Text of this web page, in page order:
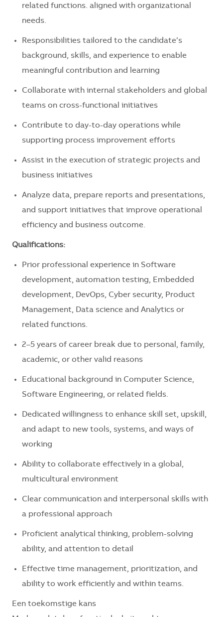
related functions. aligned with organizational
needs.
Responsibilities tailored to the candidate’s
background, skills, and experience to enable
meaningful contribution and learning
Collaborate with internal stakeholders and global
teams on cross-functional initiatives
Contribute to day-to-day operations while
supporting process improvement efforts
Assist in the execution of strategic projects and
business initiatives
Analyze data, prepare reports and presentations,
and support initiatives that improve operational
efficiency and business outcome.
Qualifications:
Prior professional experience in Software
development, automation testing, Embedded
development, DevOps, Cyber security, Product
Management, Data science and Analytics or
related functions.
2–5 years of career break due to personal, family,
academic, or other valid reasons
Educational background in Computer Science,
Software Engineering, or related fields.
Dedicated willingness to enhance skill set, upskill,
and adapt to new tools, systems, and ways of
working
Ability to collaborate effectively in a global,
multicultural environment
Clear communication and interpersonal skills with
a professional approach
Proficient analytical thinking, problem-solving
ability, and attention to detail
Effective time management, prioritization, and
ability to work efficiently and within teams.
Een toekomstige kans